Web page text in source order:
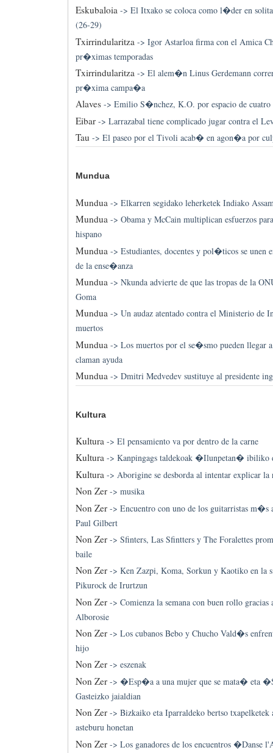
Eskubaloia-> El Itxako se coloca como l�der en
(26-29)
Txirrindularitza -> Igor Astarloa firma con el Amica
pr�ximas temporadas
Txirrindularitza-> El alem�n Linus Gerdemann
pr�xima campa�a
Alaves-> Emilio S�nchez, K.O. por espacio de cuatro
Eibar-> Larrazabal tiene complicado jugar contra el
Tau -> El paseo por el Tivoli acab� en agon�a por
Mundua
Mundua-> Elkarren segidako leherketek Indiako
Mundua-> Obama y McCain multiplican esfuerzos
hispano
Mundua -> Estudiantes, docentes y pol�ticos se unen
de la ense�anza
Mundua-> Nkunda advierte de que las tropas de la
Goma
Mundua-> Un audaz atentado contra el Ministerio de
muertos
Mundua -> Los muertos por el se�smo pueden llegar
claman ayuda
Mundua-> Dmitri Medvedev sustituye al presidente
Kultura
Kultura-> El pensamiento va por dentro de la carne
Kultura-> Kanpingags taldekoak �Ilunpetan� ibiliko
Kultura -> Aborigine se desborda al intentar explicar la
Non Zer-> musika
Non Zer-> Encuentro con uno de los guitarristas
Paul Gilbert
Non Zer-> Sfinters, Las Sfintters y The Foralettes
baile
Non Zer-> Ken Zazpi, Koma, Sorkun y Kaotiko en
Pikurock de Irurtzun
Non Zer-> Comienza la semana con buen rollo
Alborosie
Non Zer-> Los cubanos Bebo y Chucho Vald�s
hijo
Non Zer-> eszenak
Non Zer-> �Esp�a a una mujer que se mata� eta
Gasteizko jaialdian
Non Zer-> Bizkaiko eta Iparraldeko bertso
asteburu honetan
Non Zer-> Los ganadores de los encuentros �Danse